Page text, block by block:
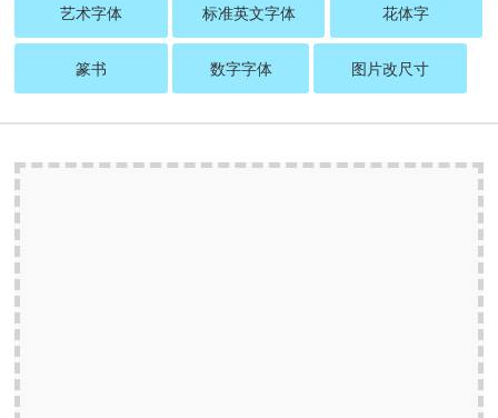
艺术字体 标准英文字体 花体字
篆书 数字字体 图片改尺寸